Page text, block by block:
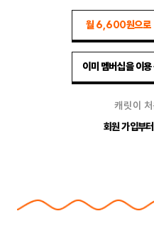
월 6,600원으로
이미 멤버십을 이
캐릿이
회원 가입부